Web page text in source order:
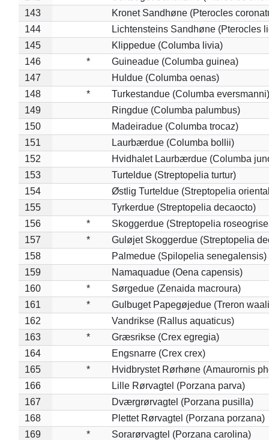
143
Kronet Sandhøne (Pterocles
144
Lichtensteins Sandhøne (Pterocles
145
Klippedue (Columba livia)
146
*
Guineadue (Columba guinea)
147
Huldue (Columba oenas)
148
*
Turkestandue (Columba eversmanni)
149
Ringdue (Columba palumbus)
150
Madeiradue (Columba trocaz)
151
Laurbærdue (Columba bollii)
152
Hvidhalet Laurbærdue (Columba
153
Turteldue (Streptopelia turtur)
154
Østlig Turteldue (Streptopelia
155
Tyrkerdue (Streptopelia decaocto)
156
*
Skoggerdue (Streptopelia
157
*
Guløjet Skoggerdue (Streptopelia
158
Palmedue (Spilopelia senegalensis)
159
Namaquadue (Oena capensis)
160
*
Sørgedue (Zenaida macroura)
161
*
Gulbuget Papegøjedue (Treron
162
Vandrikse (Rallus aquaticus)
163
*
Græsrikse (Crex egregia)
164
Engsnarre (Crex crex)
165
*
Hvidbrystet Rørhøne (Amaurornis
166
Lille Rørvagtel (Porzana parva)
167
Dværgrørvagtel (Porzana pusilla)
168
Plettet Rørvagtel (Porzana porzana)
169
*
Sorarørvagtel (Porzana carolina)